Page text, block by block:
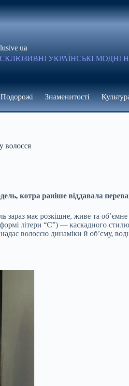
ua
УКРАЇНСЬКІ МОДНІ
Подорожі Знаменитості
волосся
котра раніше віддавала
має розкішне, живе та
літери “С”) — каскадного
волоссю динаміки й об’єму,